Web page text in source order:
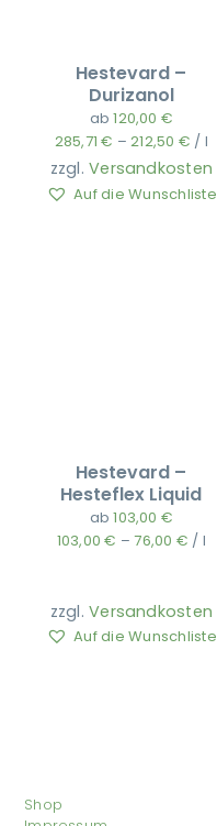
Hestevard –
Durizanol
ab120,00 €
285,71€ –212,50 € / l
zzgl.Versandkosten
Auf die Wunschliste
Hestevard –
Hesteflex Liquid
ab103,00 €
103,00€ –76,00 € / l
zzgl.Versandkosten
Auf die Wunschliste
Shop